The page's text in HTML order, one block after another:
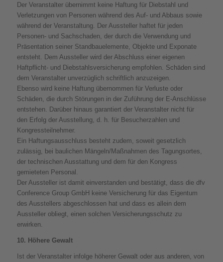
Der Veranstalter übernimmt keine Haftung für Diebstahl und
Verletzungen von Personen während des Auf- und Abbaus sowie
während der Veranstaltung. Der Aussteller haftet für jeden
Personen- und Sachschaden, der durch die Verwendung und
Präsentation seiner Standbauelemente, Objekte und Exponate
entsteht. Dem Aussteller wird der Abschluss einer eigenen
Haftpflicht- und Diebstahlsversicherung empfohlen. Schäden sind
dem Veranstalter unverzüglich schriftlich anzuzeigen.
Ebenso wird keine Haftung übernommen für Verluste oder
Schäden, die durch Störungen in der Zuführung der E-Anschlüsse
entstehen. Darüber hinaus garantiert der Veranstalter nicht für
den Erfolg der Ausstellung, d. h. für Besucherzahlen und
Kongressteilnehmer.
Ein Haftungsausschluss besteht zudem, soweit gesetzlich
zulässig, bei baulichen Mängeln/Maßnahmen des Tagungsortes,
der technischen Ausstattung und dem für den Kongress
gemieteten Personal.
Der Aussteller ist damit einverstanden und bestätigt, dass die dfv
Conference Group GmbH keine Versicherung für das Eigentum
des Ausstellers abgeschlossen hat und dass es allein dem
Aussteller obliegt, einen solchen Versicherungsschutz zu
erwirken.
10. Höhere Gewalt
Ist der Veranstalter infolge höherer Gewalt oder aus anderen, von